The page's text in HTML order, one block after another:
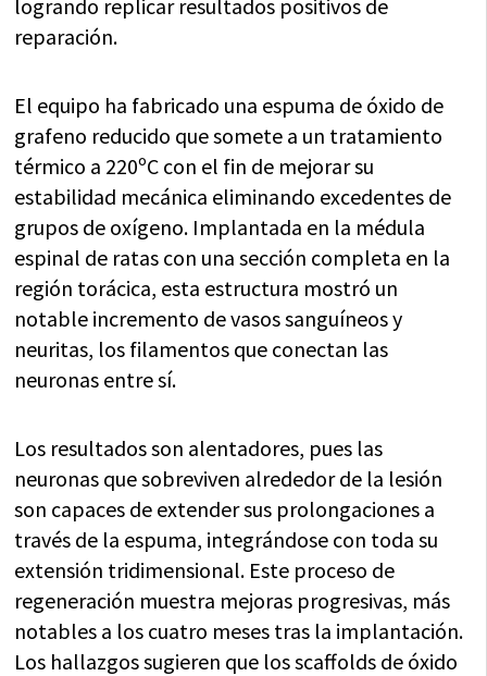
logrando replicar resultados positivos de
reparación.
El equipo ha fabricado una espuma de óxido de
grafeno reducido que somete a un tratamiento
térmico a 220ºC con el fin de mejorar su
estabilidad mecánica eliminando excedentes de
grupos de oxígeno. Implantada en la médula
espinal de ratas con una sección completa en la
región torácica, esta estructura mostró un
notable incremento de vasos sanguíneos y
neuritas, los filamentos que conectan las
neuronas entre sí.
Los resultados son alentadores, pues las
neuronas que sobreviven alrededor de la lesión
son capaces de extender sus prolongaciones a
través de la espuma, integrándose con toda su
extensión tridimensional. Este proceso de
regeneración muestra mejoras progresivas, más
notables a los cuatro meses tras la implantación.
Los hallazgos sugieren que los scaffolds de óxido